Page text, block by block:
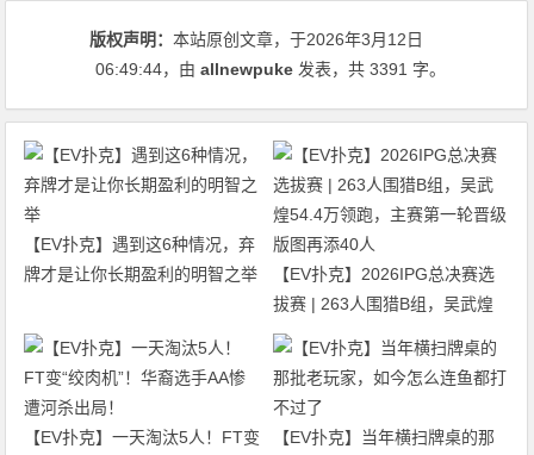
版权声明：本站原创文章，于2026年3月12日
06:49:44，由allnewpuke 发表，共 3391 字。
【EV扑克】遇到这6种情况，弃
牌才是让你长期盈利的明智之举
【EV扑克】2026IPG总决赛选
拔赛 | 263人围猎B组，吴武煌
54.4万领跑，主赛第一轮晋级版
【EV扑克】一天淘汰5人！FT变 【EV扑克】当年横扫牌桌的那